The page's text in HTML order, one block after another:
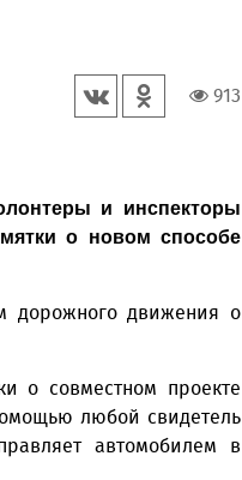
913
и инспекторы
о новом способе
дорожного движения о
о совместном проекте
любой свидетель
автомобилем в